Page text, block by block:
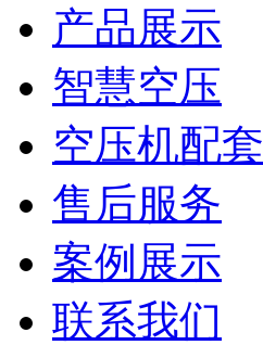
产品展示
智慧空压
空压机配套
售后服务
案例展示
联系我们